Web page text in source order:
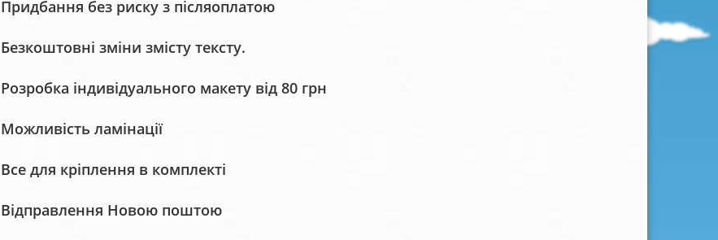
Придбання без риску з післяоплатою
Безкоштовні зміни змісту тексту.
Розробка індивідуального макету від 80 грн
Можливість ламінації
Все для кріплення в комплекті
Відправлення Новою поштою